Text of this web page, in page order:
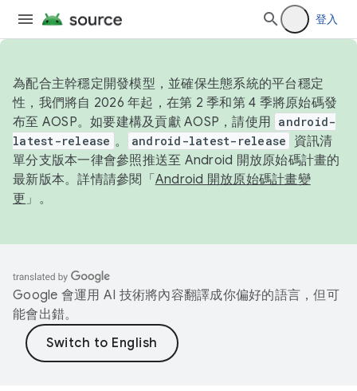
登入
為配合主幹穩定開發模型，並確保生態系統的平台穩定
性，我們將自 2026 年起，在第 2 季和第 4 季將原始碼發
布至 AOSP。如要建構及貢獻 AOSP，請使用 android-
latest-release 。 android-latest-release
資訊清
單分支版本一律會參照推送至 Android 開放原始碼計畫的
最新版本。詳情請參閱「 Android 開放原始碼計畫變
更 」。
Google 會運用 AI 技術將內容翻譯成你偏好的語言，但可
能會出錯。